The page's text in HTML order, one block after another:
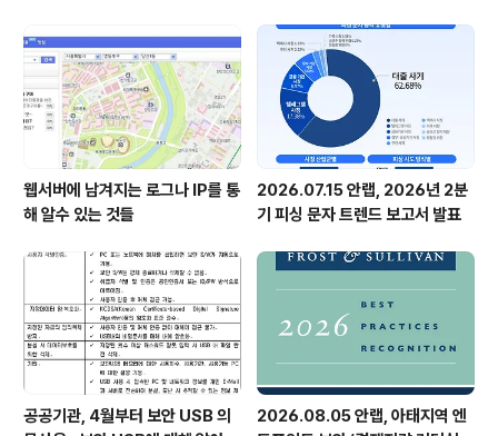
웹서버에 남겨지는 로그나 IP를 통
해 알수 있는 것들
2026.07.15 안랩, 2026년 2분
기 피싱 문자 트렌드 보고서 발표
공공기관, 4월부터 보안 USB 의
2026.08.05 안랩, 아태지역 엔